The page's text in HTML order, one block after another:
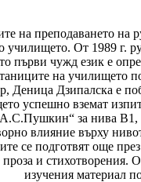
на преподаването на
училището. От 1989 г.
първи чужд език е
на училището
Деница Дзипалска е
успешно вземат
за нива В1,
влияние върху
се подготвят още
проза и стихотворения.
изучения материал